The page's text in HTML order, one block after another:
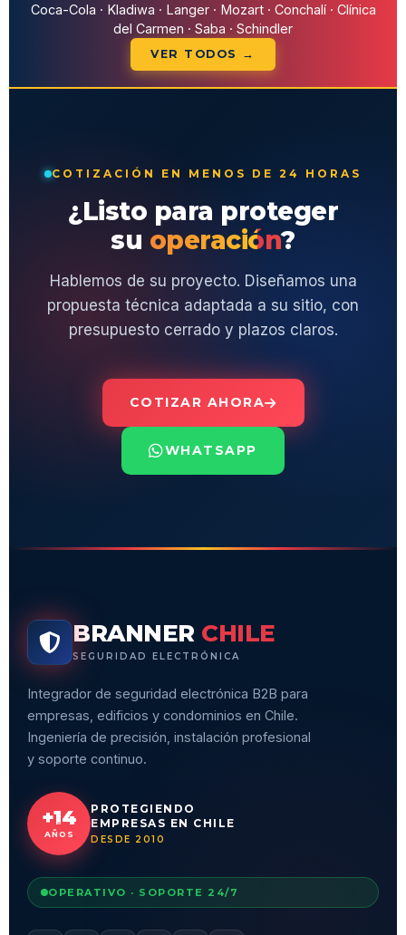
Coca-Cola · Kladiwa · Langer · Mozart · Conchalí · Clínica
del Carmen · Saba · Schindler
VER TODOS →
COTIZACIÓN EN MENOS DE 24 HORAS
¿Listo para proteger
su operación?
Hablemos de su proyecto. Diseñamos una
propuesta técnica adaptada a su sitio, con
presupuesto cerrado y plazos claros.
COTIZAR AHORA
WHATSAPP
BRANNER CHILE
SEGURIDAD ELECTRÓNICA
Integrador de seguridad electrónica B2B para
empresas, edificios y condominios en Chile.
Ingeniería de precisión, instalación profesional
y soporte continuo.
+14
AÑOS
PROTEGIENDO
EMPRESAS EN CHILE
DESDE 2010
OPERATIVO · SOPORTE 24/7